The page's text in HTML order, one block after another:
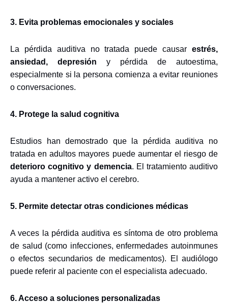
3. Evita problemas emocionales y sociales
La pérdida auditiva no tratada puede causar estrés,
ansiedad, depresión y pérdida de autoestima,
especialmente si la persona comienza a evitar reuniones
o conversaciones.
4. Protege la salud cognitiva
Estudios han demostrado que la pérdida auditiva no
tratada en adultos mayores puede aumentar el riesgo de
deterioro cognitivo y demencia. El tratamiento auditivo
ayuda a mantener activo el cerebro.
5. Permite detectar otras condiciones médicas
A veces la pérdida auditiva es síntoma de otro problema
de salud (como infecciones, enfermedades autoinmunes
o efectos secundarios de medicamentos). El audiólogo
puede referir al paciente con el especialista adecuado.
6. Acceso a soluciones personalizadas